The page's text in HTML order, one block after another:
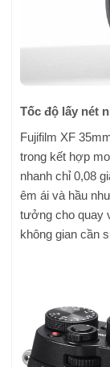
Tốc độ lấy nét
Fujifilm XF
trong kết hợp
nhanh chỉ 0,08
êm ái và hầu
tưởng cho quay
không gian cần